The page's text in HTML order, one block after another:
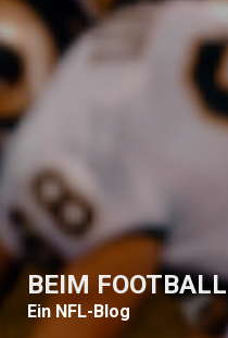
BEIM FOOTBALL
Ein NFL-Blog